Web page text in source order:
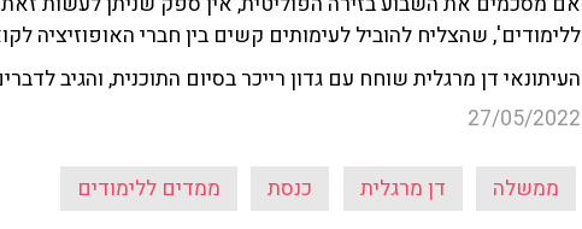
ללימודים', שהצליח להוביל לעימותים קשים בין חברי האופוזיציה
העיתונאי דן מרגלית שוחח עם גדון רייכר בסיום התוכנית, והגיב
27/05/2022
ממשלה דן מרגלית כנסת ממדים ללימודים